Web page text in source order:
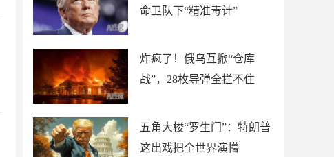
命卫队下“精准毒计”
炸疯了！俄乌互掀“仓库
战”，28枚导弹全拦不住
五角大楼“罗生门”：特朗普
这出戏把全世界演懵